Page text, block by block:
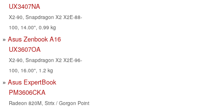
UX3407NA
X2-90, Snapdragon X2 X2E-88-
100, 14.00", 0.99 kg
Asus Zenbook A16
UX3607OA
X2-90, Snapdragon X2 X2E-96-
100, 16.00", 1.2 kg
Asus ExpertBook
PM3606CKA
Radeon 820M, Strix / Gorgon Point